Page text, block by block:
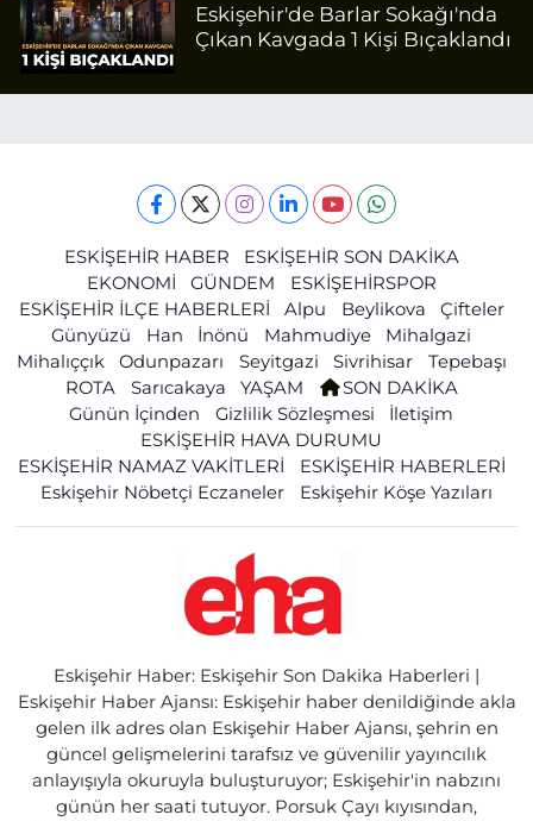
Eskişehir'de Barlar Sokağı'nda
Çıkan Kavgada 1 Kişi Bıçaklandı
ESKİŞEHİR HABER
ESKİŞEHİR SON DAKİKA
EKONOMİ
GÜNDEM
ESKİŞEHİRSPOR
ESKİŞEHİR İLÇE HABERLERİ
Alpu Beylikova
Çifteler
Günyüzü
Han İnönü Mahmudiye
Mihalgazi
Mihalıççık
Odunpazarı Seyitgazi Sivrihisar
Tepebaşı
ROTA
Sarıcakaya YAŞAM
SON DAKİKA
Günün İçinden
Gizlilik Sözleşmesi
İletişim
ESKİŞEHİR HAVA DURUMU
ESKİŞEHİR NAMAZ VAKİTLERİ
ESKİŞEHİR HABERLERİ
Eskişehir Nöbetçi Eczaneler
Eskişehir Köşe Yazıları
Eskişehir Haber: Eskişehir Son Dakika Haberleri |
Eskişehir Haber Ajansı: Eskişehir haber denildiğinde akla
gelen ilk adres olan Eskişehir Haber Ajansı, şehrin en
güncel gelişmelerini tarafsız ve güvenilir yayıncılık
anlayışıyla okuruyla buluşturuyor; Eskişehir'in nabzını
günün her saati tutuyor. Porsuk Çayı kıyısından,